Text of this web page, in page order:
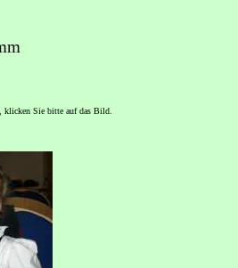
klicken Sie bitte auf das Bild.